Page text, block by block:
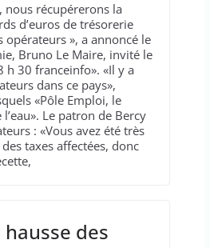
nous récupérerons la
d’euros de trésorerie
opérateurs », a annoncé le
Bruno Le Maire, invité le
30 franceinfo». «Il y a
dans ce pays»,
«Pôle Emploi, le
l’eau». Le patron de Bercy
: «Vous avez été très
taxes affectées, donc
des